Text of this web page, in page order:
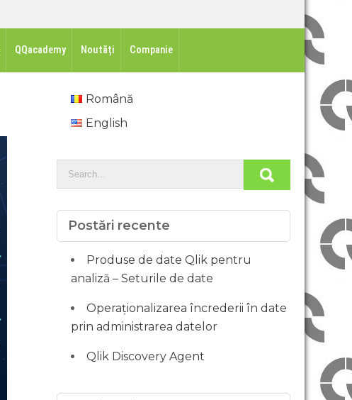
QQacademy Noutăți Companie
Română
English
Postări recente
Produse de date Qlik pentru
analiză – Seturile de date
Operaționalizarea încrederii în date
prin administrarea datelor
Qlik Discovery Agent